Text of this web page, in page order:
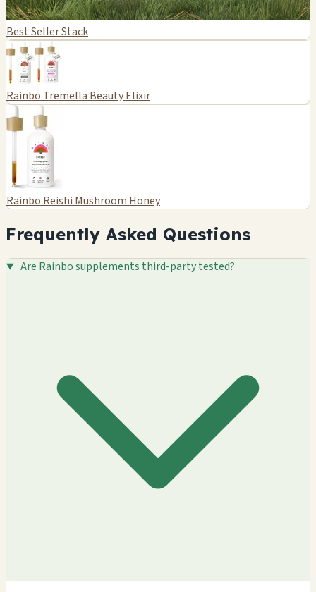
Best Seller Stack
Rainbo Tremella Beauty Elixir
Rainbo Reishi Mushroom Honey
Frequently Asked Questions
Are Rainbo supplements third-party tested?